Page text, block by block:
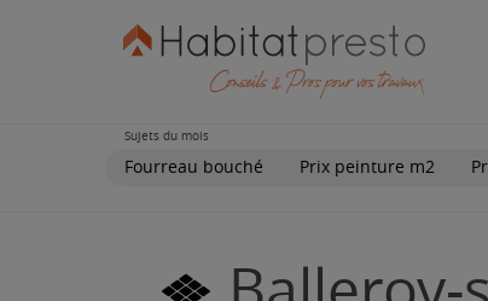
Sujets du mois
Fourreau bouché Prix peinture m2